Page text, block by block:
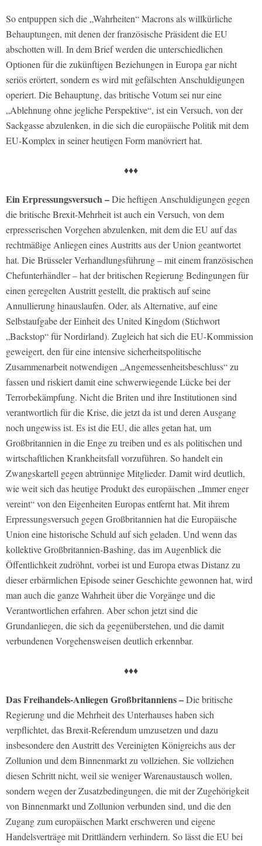
So entpuppen sich die „Wahrheiten“ Macrons als willkürliche
Behauptungen, mit denen der französische Präsident die EU
abschotten will. In dem Brief werden die unterschiedlichen
Optionen für die zukünftigen Beziehungen in Europa gar nicht
seriös erörtert, sondern es wird mit gefälschten Anschuldigungen
operiert. Die Behauptung, das britische Votum sei nur eine
„Ablehnung ohne jegliche Perspektive“, ist ein Versuch, von der
Sackgasse abzulenken, in die sich die europäische Politik mit dem
EU-Komplex in seiner heutigen Form manövriert hat.
♦♦♦
Ein Erpressungsversuch –Die heftigen Anschuldigungen gegen
die britische Brexit-Mehrheit ist auch ein Versuch, von dem
erpresserischen Vorgehen abzulenken, mit dem die EU auf das
rechtmäßige Anliegen eines Austritts aus der Union geantwortet
hat. Die Brüsseler Verhandlungsführung – mit einem französischen
Chefunterhändler – hat der britischen Regierung Bedingungen für
einen geregelten Austritt gestellt, die praktisch auf seine
Annullierung hinauslaufen. Oder, als Alternative, auf eine
Selbstaufgabe der Einheit des United Kingdom (Stichwort
„Backstop“ für Nordirland). Zugleich hat sich die EU-Kommission
geweigert, den für eine intensive sicherheitspolitische
Zusammenarbeit notwendigen „Angemessenheitsbeschluss“ zu
fassen und riskiert damit eine schwerwiegende Lücke bei der
Terrorbekämpfung. Nicht die Briten und ihre Institutionen sind
verantwortlich für die Krise, die jetzt da ist und deren Ausgang
noch ungewiss ist. Es ist die EU, die alles getan hat, um
Großbritannien in die Enge zu treiben und es als politischen und
wirtschaftlichen Krankheitsfall vorzuführen. So handelt ein
Zwangskartell gegen abtrünnige Mitglieder. Damit wird deutlich,
wie weit sich das heutige Produkt des europäischen „Immer enger
vereint“ von den Eigenheiten Europas entfernt hat. Mit ihrem
Erpressungsversuch gegen Großbritannien hat die Europäische
Union eine historische Schuld auf sich geladen. Und wenn das
kollektive Großbritannien-Bashing, das im Augenblick die
Öffentlichkeit zudröhnt, vorbei ist und Europa etwas Distanz zu
dieser erbärmlichen Episode seiner Geschichte gewonnen hat, wird
man auch die ganze Wahrheit über die Vorgänge und die
Verantwortlichen erfahren. Aber schon jetzt sind die
Grundanliegen, die sich da gegenüberstehen, und die damit
verbundenen Vorgehensweisen deutlich erkennbar.
♦♦♦
Das Freihandels-Anliegen Großbritanniens –Die britische
Regierung und die Mehrheit des Unterhauses haben sich
verpflichtet, das Brexit-Referendum umzusetzen und dazu
insbesondere den Austritt des Vereinigten Königreichs aus der
Zollunion und dem Binnenmarkt zu vollziehen. Sie vollziehen
diesen Schritt nicht, weil sie weniger Warenaustausch wollen,
sondern wegen der Zusatzbedingungen, die mit der Zugehörigkeit
von Binnenmarkt und Zollunion verbunden sind, und die den
Zugang zum europäischen Markt erschweren und eigene
Handelsverträge mit Drittländern verhindern. So lässt die EU bei